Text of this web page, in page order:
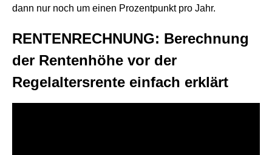
dann nur noch um einen Prozentpunkt pro Jahr.
RENTENRECHNUNG: Berechnung
der Rentenhöhe vor der
Regelaltersrente einfach erklärt